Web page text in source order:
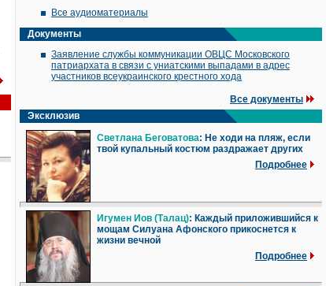
Все аудиоматериалы
Документы
Заявление службы коммуникации ОВЦС Московского
патриархата в связи с униатскими выпадами в адрес
участников всеукраинского крестного хода
Все документы
Эксклюзив
Светлана Беговатова: Не ходи на пляж, если
твой купальный костюм раздражает других
Подробнее
Игумен Иов (Талац): Каждый приложившийся к
мощам Силуана Афонского прикоснется к
жизни вечной
Подробнее